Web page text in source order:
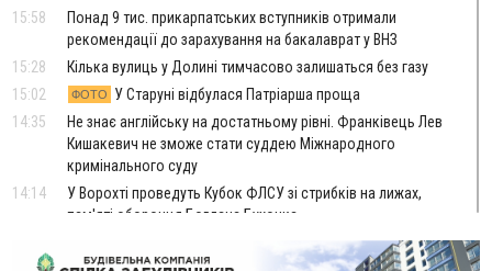
15:58
Понад 9 тис. прикарпатських вступників отримали
рекомендації до зарахування на бакалаврат у ВНЗ
15:28
Кілька вулиць у Долині тимчасово залишаться без газу
15:02
ФОТО
У Старуні відбулася Патріарша проща
14:35
Не знає англійську на достатньому рівні. Франківець Лев
Кишакевич не зможе стати суддею Міжнародного
кримінального суду
14:14
У Ворохті проведуть Кубок ФЛСУ зі стрибків на лижах,
пам'яті оборонця Богдана Бухонка
На Калущині розшукали чоловіка, який три дні
блукав у лісі